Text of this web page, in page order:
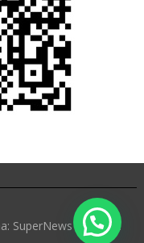
SuperNews deAcme